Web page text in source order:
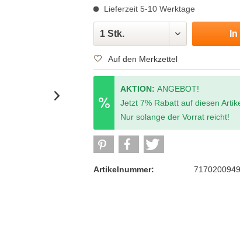
Lieferzeit 5-10 Werktage
Auf den Merkzettel
AKTION:ANGEBOT!
Jetzt 7% Rabatt auf diesen
Nur solange der Vorrat reicht!
Artikelnummer: